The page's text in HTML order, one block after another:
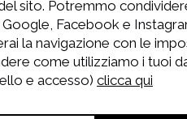
pendant environ
sito. Potremmo
Facebook e
la navigazione con le
come utilizziamo i tuoi
e accesso) clicca qui